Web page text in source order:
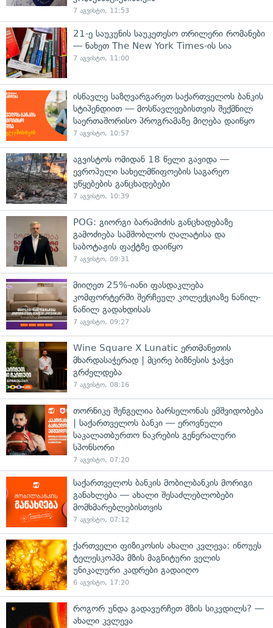
7 აგვისტო, 11:53
21-ე საუკუნის საუკეთესო თრილერი რომანები
— ნახეთ The New York Times-ის სია
7 აგვისტო, 11:00
ისწავლე საზღვარგარეთ საქართველოს ბანკის
სტიპენდიით — მოსწავლეებისთვის შექმნილ
საერთაშორისო პროგრამაზე მიღება დაიწყო
7 აგვისტო, 10:57
აგვისტოს ომიდან 18 წელი გავიდა —
ევროპული სახელმწიფოების საგარეო
უწყებების განცხადებები
7 აგვისტო, 10:39
POG: გიორგი ბარამიძის განცხადებაზე
გამოძიება სამშობლოს ღალატისა და
საბოტაჟის ფაქტზე დაიწყო
7 აგვისტო, 09:31
მიიღეთ 25%-იანი ფასდაკლება
კომფორტერში შერჩეულ კოლექციაზე ნაწილ-
ნაწილ გადახდისას
7 აგვისტო, 09:27
Wine Square X Lunatic ერთმანეთის
მხარდასაჭერად | მცირე ბიზნესის ჯაჭვი
გრძელდება
7 აგვისტო, 08:16
თორნიკე შენგელია ბარსელონას ემშვიდობება
| საქართველოს ბანკი — ეროვნული
საკალათბურთო ნაკრების გენერალური
სპონსორი
7 აგვისტო, 07:20
საქართველოს ბანკის მობილბანკის მორიგი
განახლება — ახალი შესაძლებლობები
მომხმარებლებისთვის
7 აგვისტო, 07:12
ქართველი ფიზიკოსის ახალი კვლევა: ინოუეს
ტელესკოპმა მზის მაგნიტური ველის
უნიკალური კადრები გადაიღო
6 აგვისტო, 17:20
როგორ უნდა გადავურჩეთ მზის სიკვდილს? —
ახალი კვლევა